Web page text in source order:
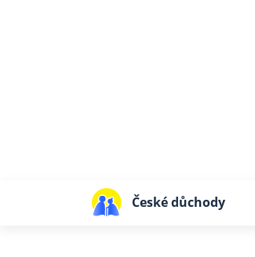
České důchody